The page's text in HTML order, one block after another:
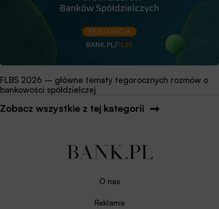
FLBS 2026 – główne tematy tegorocznych rozmów o
bankowości spółdzielczej
Zobacz wszystkie z tej kategorii
O nas
Reklama